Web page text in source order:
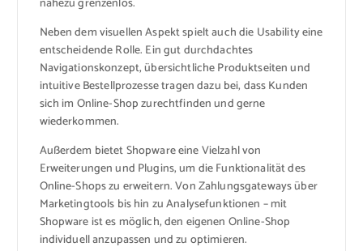
Neben dem visuellen Aspekt spielt auch die Usability eine
entscheidende Rolle. Ein gut durchdachtes
Navigationskonzept, übersichtliche Produktseiten und
intuitive Bestellprozesse tragen dazu bei, dass Kunden
sich im Online-Shop zurechtfinden und gerne
wiederkommen.
Außerdem bietet Shopware eine Vielzahl von
Erweiterungen und Plugins, um die Funktionalität des
Online-Shops zu erweitern. Von Zahlungsgateways über
Marketingtools bis hin zu Analysefunktionen – mit
Shopware ist es möglich, den eigenen Online-Shop
individuell anzupassen und zu optimieren.